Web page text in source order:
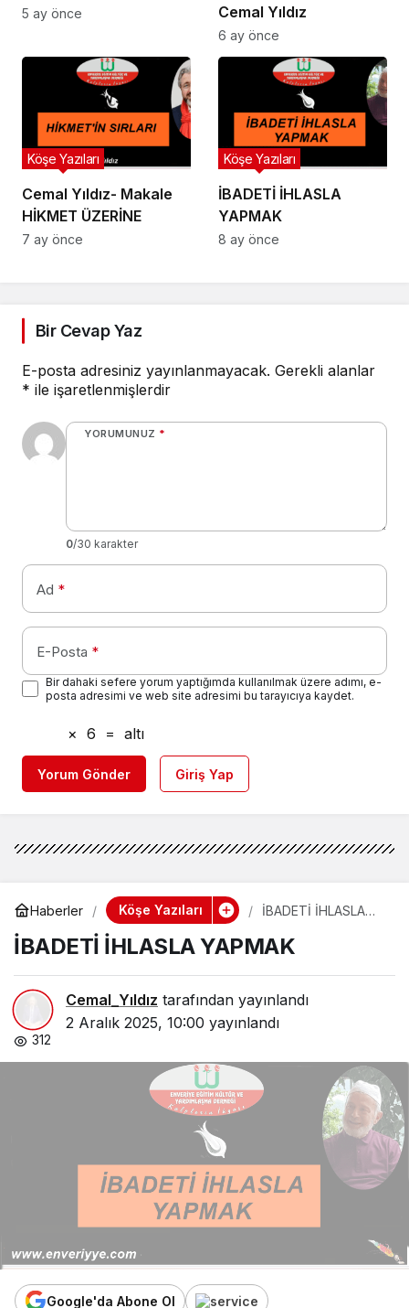
5 ay önce
Cemal Yıldız
6 ay önce
Cemal Yıldız- Makale
HİKMET ÜZERİNE
Köşe Yazıları
7 ay önce
İBADETİ İHLASLA
YAPMAK
Köşe Yazıları
8 ay önce
Bir Cevap Yaz
E-posta adresiniz yayınlanmayacak. Gerekli alanlar
* ile işaretlenmişlerdir
YORUMUNUZ *
0/30 karakter
Ad *
E-Posta *
Bir dahaki sefere yorum yaptığımda kullanılmak üzere adımı, e-
posta adresimi ve web site adresimi bu tarayıcıya kaydet.
× 6 = altı
Yorum Gönder Giriş Yap
Haberler Köşe Yazıları
İBADETİ İHLASLA
İBADETİ İHLASLA YAPMAK
Cemal_Yıldız tarafından yayınlandı
2 Aralık 2025, 10:00 yayınlandı
312
Google'da Abone Ol